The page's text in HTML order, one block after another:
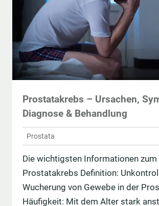
Prostatakrebs – Ursachen,
Diagnose & Behandlung
Prostata
Die wichtigsten Informationen zum
Prostatakrebs Definition:
Wucherung von Gewebe in der
Häufigkeit: Mit dem Alter stark